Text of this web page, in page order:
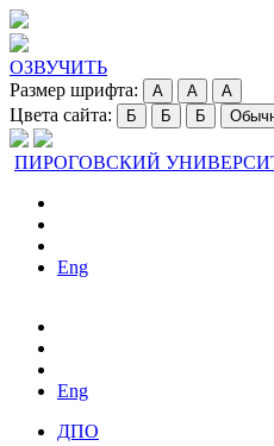
ОЗВУЧИТЬ
Размер шрифта:
A A A
Цвета сайта: Б Б Б
ПИРОГОВСКИЙ
Eng
Eng
ДПО